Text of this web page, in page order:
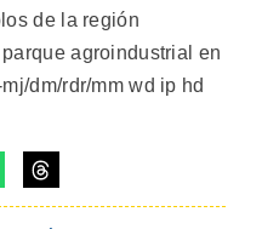
de la región
agroindustrial en
dm/rdr/mm wd ip hd